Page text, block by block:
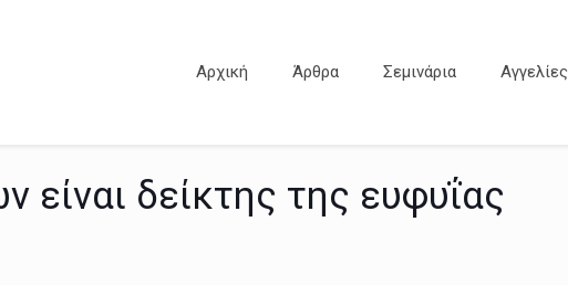
Αρχική Άρθρα Σεμινάρια Αγγελίες
είναι δείκτης της ευφυΐας